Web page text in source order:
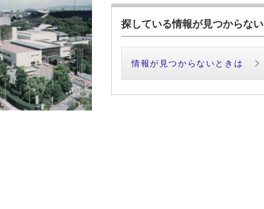
探している情報が見つからない
情報が見つからないときは